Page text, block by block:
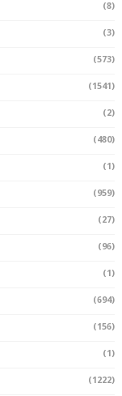
(8)
(3)
(573)
(1541)
(2)
(480)
(1)
(959)
(27)
(96)
(1)
(694)
(156)
(1)
(1222)